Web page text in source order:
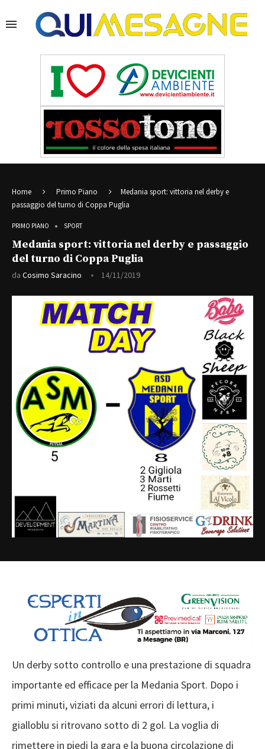
Home Primo Piano
Medania sport: vittoria nel derby e
passaggio del turno di Coppa Puglia
PRIMO PIANO SPORT
Medania sport: vittoria nel derby e passaggio
del turno di Coppa Puglia
da Cosimo Saracino 14/11/2019
Un derby sotto controllo e una prestazione di squadra
importante ed efficace per la Medania Sport. Dopo i
primi minuti, viziati da alcuni errori di lettura, i
gialloblu si ritrovano sotto di 2 gol. La voglia di
rimettere in piedi la gara e la buona circolazione di